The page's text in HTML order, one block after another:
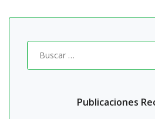
por:
Publicaciones